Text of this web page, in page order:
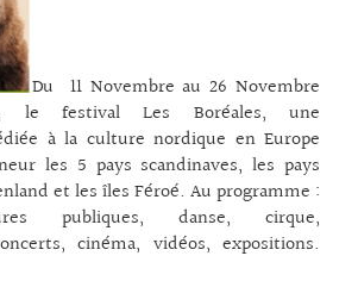
Du 11 Novembre au 26 Novembre
le festival Les Boréales, une
à la culture nordique en Europe
les 5 pays scandinaves, les pays
et les îles Féroé. Au programme :
publiques, danse, cirque,
cinéma, vidéos, expositions.